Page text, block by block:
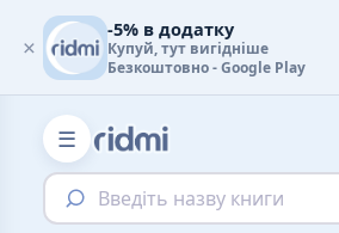
☰
Введіть назву книги
×
-5% в додатку
Купуй, тут вигідніше
Безкоштовно - Google Play